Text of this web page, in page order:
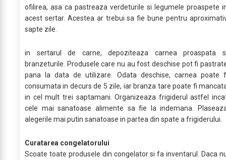
ofilirea, asa ca pastreaza verdeturile si legumele proaspete
acest sertar. Acestea ar trebui sa fie bune pentru
sapte zile.
in sertarul de carne, depoziteaza carnea proaspata
branzeturile. Produsele care nu au fost deschise pot fi
pana la data de utilizare. Odata deschise, carnea poate
consumata in decurs de 5 zile, iar branza tare poate fi
in cel mult trei saptamani. Organizeaza frigiderul astfel
cele mai sanatoase alimente sa fie la indemana.
alegerile mai putin sanatoase in partea din spate a frigiderului.
Curatarea congelatorului
Scoate toate produsele din congelator si fa inventarul. Daca